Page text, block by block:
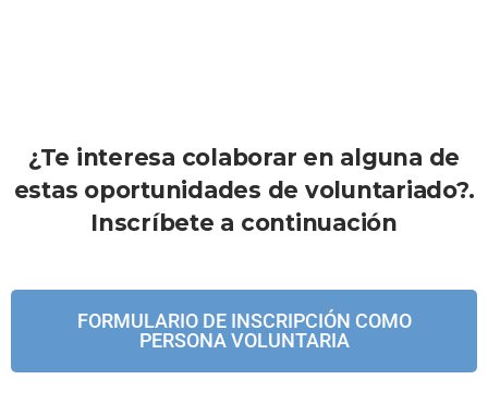
¿Te interesa colaborar en alguna de
estas oportunidades de voluntariado?.
Inscríbete a continuación
FORMULARIO DE INSCRIPCIÓN COMO
PERSONA VOLUNTARIA